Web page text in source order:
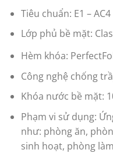
Tiêu chuẩn: E1 – AC4
Lớp phủ bề mặt:
Hèm khóa:
Công nghệ chống
Khóa nước bề mặt:
Phạm vi sử dụng:
như: phòng ăn,
sinh hoạt, phòng